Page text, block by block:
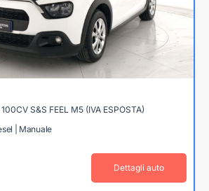
S&S FEEL M5 (IVA ESPOSTA)
| Manuale
Dettagli auto